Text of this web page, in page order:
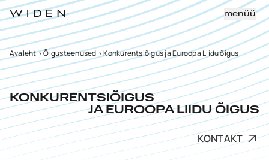
menüü
Avaleht>Õigusteenused >Konkurentsiõigus ja Euroopa Liidu õigus
KONKURENTSIÕIGUS
JA EUROOPA LIIDU ÕIGUS
KONTAKT